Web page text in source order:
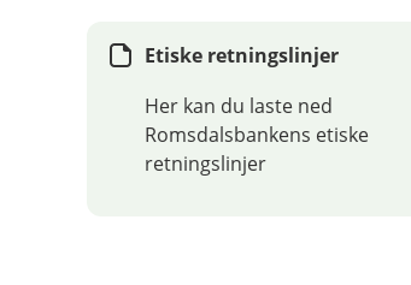
Etiske retningslinjer
Her kan du laste ned
Romsdalsbankens etiske
retningslinjer